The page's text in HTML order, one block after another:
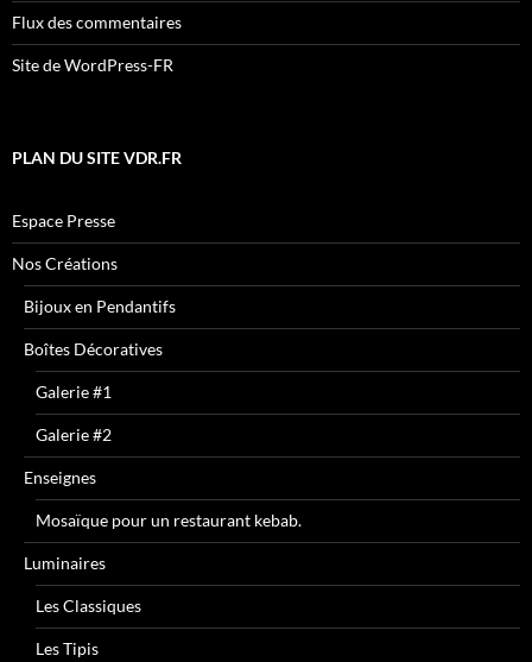
Flux des commentaires
Site de WordPress-FR
PLAN DU SITE VDR.FR
Espace Presse
Nos Créations
Bijoux en Pendantifs
Boîtes Décoratives
Galerie #1
Galerie #2
Enseignes
Mosaïque pour un restaurant kebab.
Luminaires
Les Classiques
Les Tipis